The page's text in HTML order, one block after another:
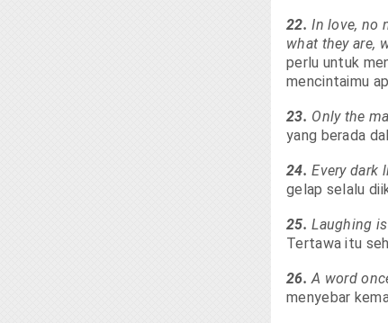
22. In love, no
what they are,
perlu untuk
mencintaimu
23. Only the
yang berada
24. Every dark
gelap selalu
25.Laughing
Tertawa itu
26.A word
menyebar